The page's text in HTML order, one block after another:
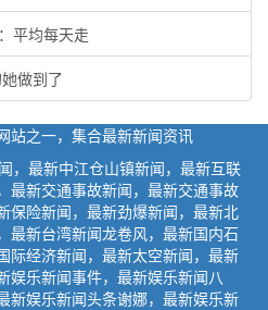
平均每天走
做到了
站之一，集合最新新闻资讯
，最新中江仓山镇新闻，最新互联
最新交通事故新闻，最新交通事故
保险新闻，最新劲爆新闻，最新北
最新台湾新闻龙卷风，最新国内石
际经济新闻，最新太空新闻，最新
娱乐新闻事件，最新娱乐新闻八
新娱乐新闻头条谢娜，最新娱乐新